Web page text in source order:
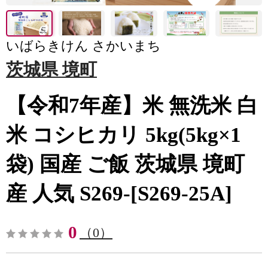
いばらきけん さかいまち
茨城県 境町
【令和7年産】米 無洗米 白
米 コシヒカリ 5kg(5kg×1
袋) 国産 ご飯 茨城県 境町
産 人気 S269-[S269-25A]
0 （0）